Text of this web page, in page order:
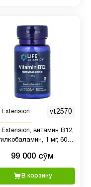
Extension vt2570
Extension, витамин B12,
1 мг, 60
99 000 сӯм
В корзину